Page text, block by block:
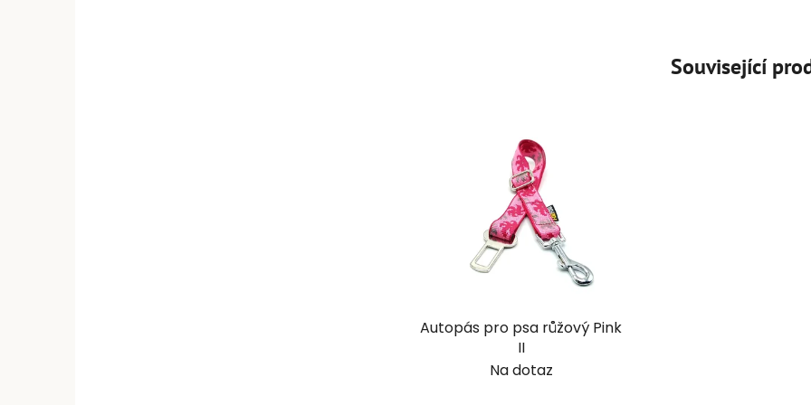
Související
Autopás pro psa růžový Pink
II
Na dotaz